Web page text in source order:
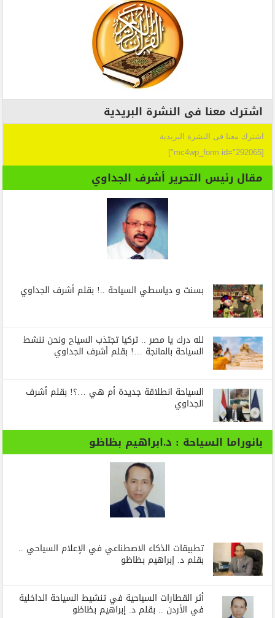
اشترك معنا فى النشرة البريدية
اشترك معنا فى النشرة البريدية
[mc4wp_form id="292065"]
مقال رئيس التحرير أشرف الجداوي
بسنت و دياسطي السياحة ..! بقلم أشرف الجداوي
لله درك يا مصر .. تركيا تجتذب السياح ونحن ننشط
السياحة بالمانجة …! بقلم أشرف الجداوي
السياحة انطلاقة جديدة أم هي …؟! بقلم أشرف
الجداوي
بانوراما السياحة : د.ابراهيم بظاظو
تطبيقات الذكاء الاصطناعي في الإعلام السياحي ..
بقلم د. إبراهيم بظاظو
أثر القطارات السياحية في تنشيط السياحة الداخلية
في الأردن .. بقلم د. إبراهيم بظاظو